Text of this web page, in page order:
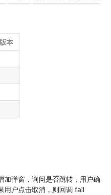
版本
加弹窗，询问是否跳转，用户确
用户点击取消，则回调 fail